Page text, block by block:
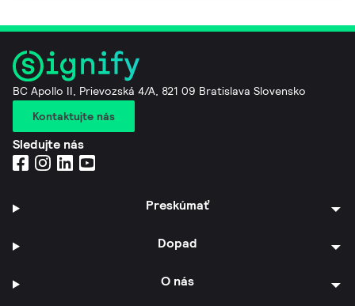
BC Apollo II, Prievozská 4/A, 821 09 Bratislava Slovensko
Kontaktujte nás
Sledujte nás
Preskúmať
Dopad
O nás